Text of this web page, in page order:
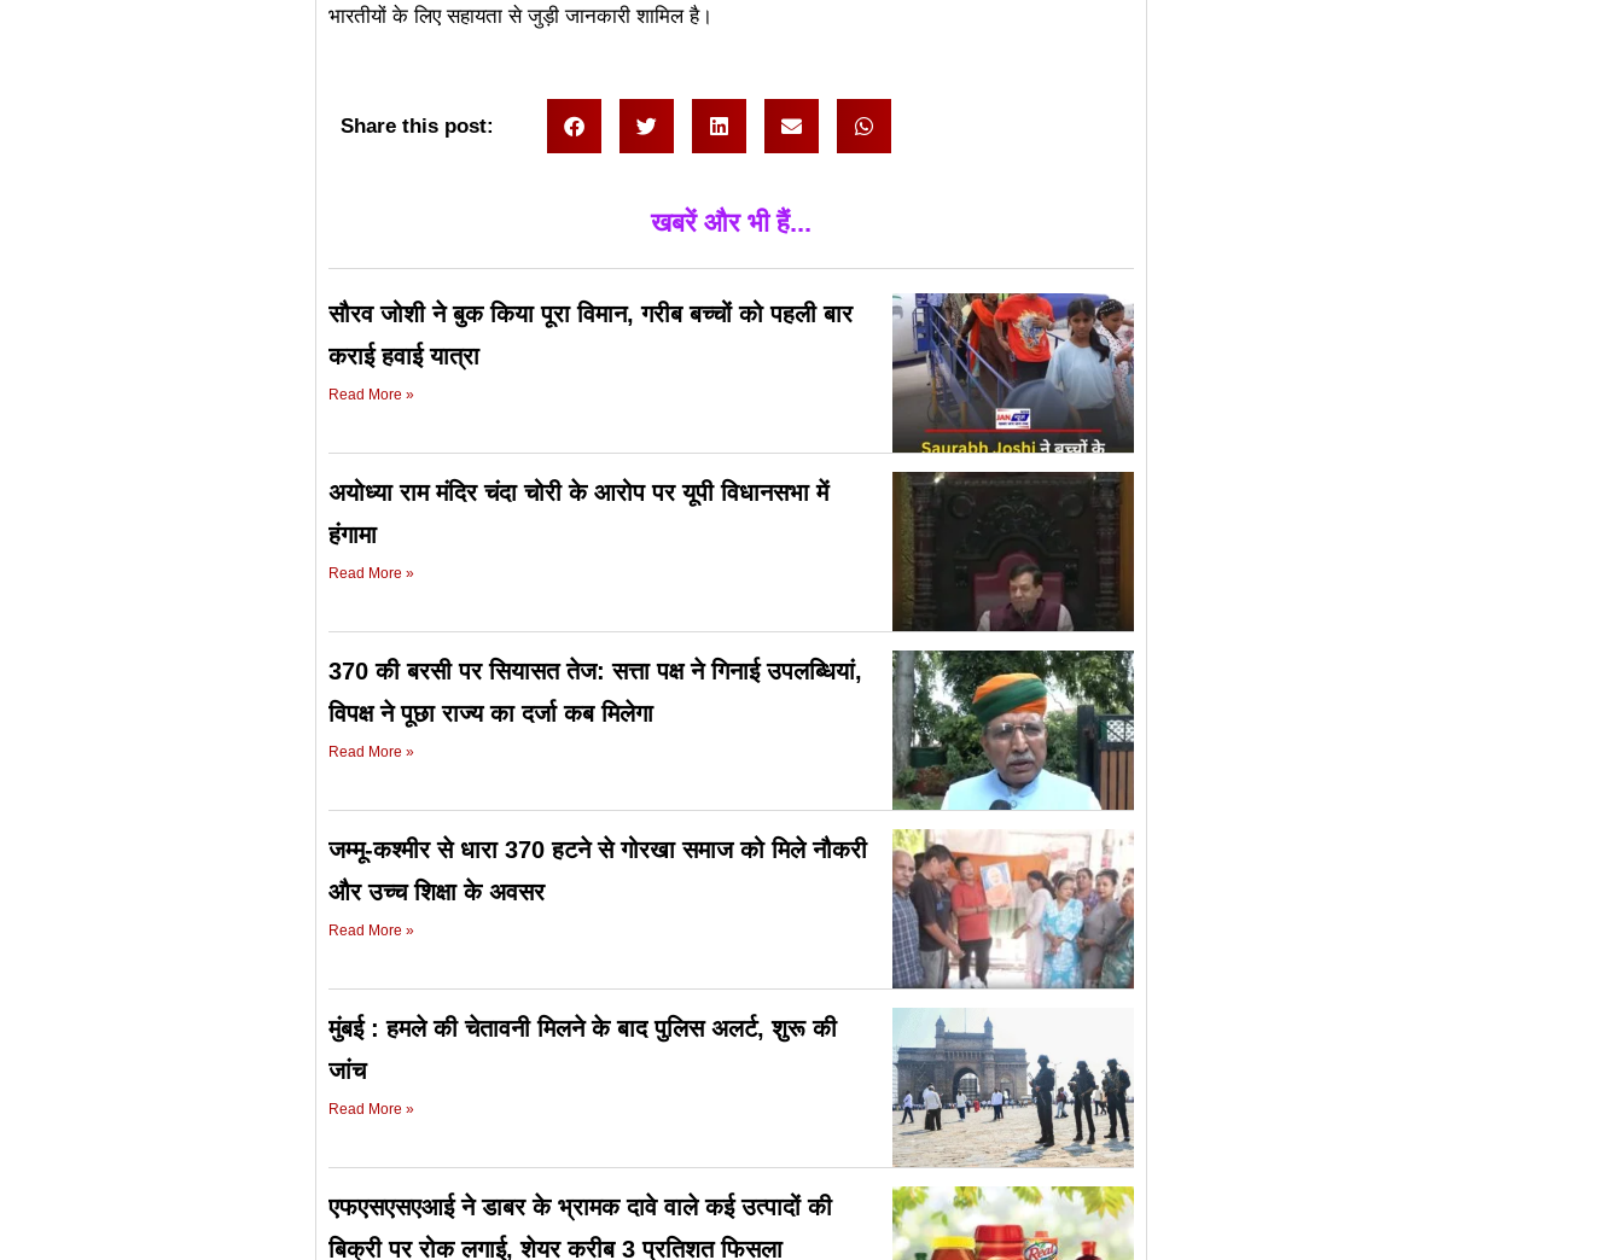
भारतीयों के लिए सहायता से जुड़ी जानकारी शामिल है।
Share this post:
खबरें और भी हैं...
सौरव जोशी ने बुक किया पूरा विमान, गरीब बच्चों को पहली बार
कराई हवाई यात्रा
Read More »
अयोध्या राम मंदिर चंदा चोरी के आरोप पर यूपी विधानसभा में
हंगामा
Read More »
370 की बरसी पर सियासत तेज: सत्ता पक्ष ने गिनाई उपलब्धियां,
विपक्ष ने पूछा राज्य का दर्जा कब मिलेगा
Read More »
जम्मू-कश्मीर से धारा 370 हटने से गोरखा समाज को मिले नौकरी
और उच्च शिक्षा के अवसर
Read More »
मुंबई : हमले की चेतावनी मिलने के बाद पुलिस अलर्ट, शुरू की
जांच
Read More »
एफएसएसएआई ने डाबर के भ्रामक दावे वाले कई उत्पादों की
बिक्री पर रोक लगाई, शेयर करीब 3 प्रतिशत फिसला